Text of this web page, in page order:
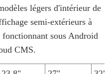
légers d'intérieur de
semi-extérieurs à
sous Android
CMS.